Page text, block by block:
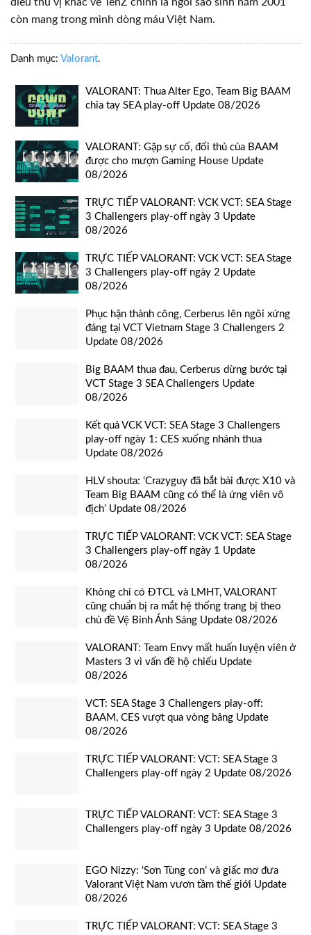
còn mang trong mình dòng máu Việt Nam.
Danh mục: Valorant.
VALORANT: Thua Alter Ego, Team Big BAAM
chia tay SEA play-off Update 08/2026
VALORANT: Gặp sự cố, đối thủ của BAAM
được cho mượn Gaming House Update
08/2026
TRỰC TIẾP VALORANT: VCK VCT: SEA Stage
3 Challengers play-off ngày 3 Update
08/2026
TRỰC TIẾP VALORANT: VCK VCT: SEA Stage
3 Challengers play-off ngày 2 Update
08/2026
Phục hận thành công, Cerberus lên ngôi xứng
đáng tại VCT Vietnam Stage 3 Challengers 2
Update 08/2026
Big BAAM thua đau, Cerberus dừng bước tại
VCT Stage 3 SEA Challengers Update
08/2026
Kết quả VCK VCT: SEA Stage 3 Challengers
play-off ngày 1: CES xuống nhánh thua
Update 08/2026
HLV shouta: ‘Crazyguy đã bắt bài được X10 và
Team Big BAAM cũng có thể là ứng viên vô
địch’ Update 08/2026
TRỰC TIẾP VALORANT: VCK VCT: SEA Stage
3 Challengers play-off ngày 1 Update
08/2026
Không chỉ có ĐTCL và LMHT, VALORANT
cũng chuẩn bị ra mắt hệ thống trang bị theo
chủ đề Vệ Binh Ánh Sáng Update 08/2026
VALORANT: Team Envy mất huấn luyện viên ở
Masters 3 vì vấn đề hộ chiếu Update
08/2026
VCT: SEA Stage 3 Challengers play-off:
BAAM, CES vượt qua vòng bảng Update
08/2026
TRỰC TIẾP VALORANT: VCT: SEA Stage 3
Challengers play-off ngày 2 Update 08/2026
TRỰC TIẾP VALORANT: VCT: SEA Stage 3
Challengers play-off ngày 3 Update 08/2026
EGO Nizzy: ‘Sơn Tùng con’ và giấc mơ đưa
Valorant Việt Nam vươn tầm thế giới Update
08/2026
TRỰC TIẾP VALORANT: VCT: SEA Stage 3